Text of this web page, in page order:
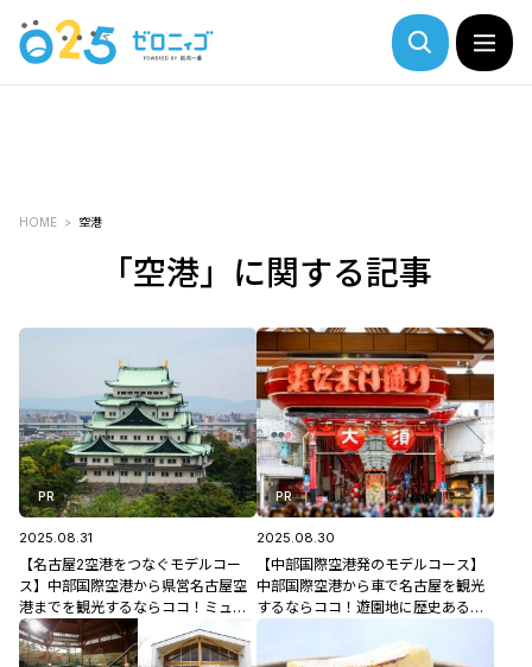
HOME 空港
「空港」に関する記事
PR
2025.08.31
【名古屋2空港をつなぐモデルコー
ス】中部国際空港から県営名古屋空
港までを観光するならココ！ミュー
ジアムやお城、ジブリパークまで♪
PR
2025.08.30
【中部国際空港発のモデルコース】
中部国際空港から車で名古屋を観光
するならココ！遊園地に歴史あるお